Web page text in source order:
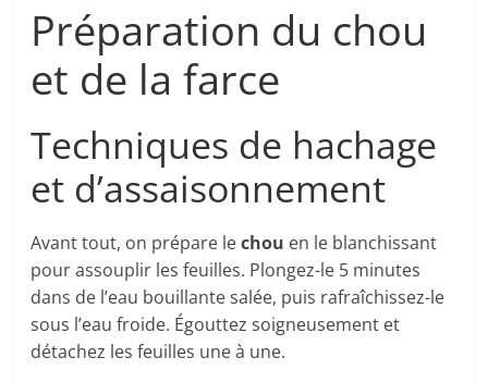
Préparation du chou
et de la farce
Techniques de hachage
et d’assaisonnement
Avant tout, on prépare lechou en le blanchissant
pour assouplir les feuilles. Plongez-le 5 minutes
dans de l’eau bouillante salée, puis rafraîchissez-le
sous l’eau froide. Égouttez soigneusement et
détachez les feuilles une à une.